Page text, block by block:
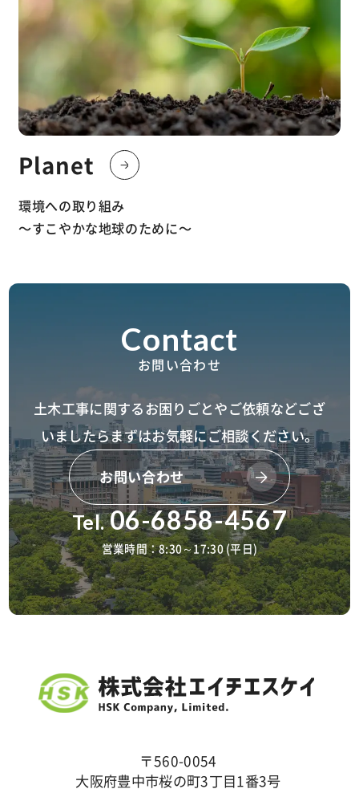
Planet
環境への取り組み
〜すこやかな地球のために〜
お問い合わせ
土木工事に関するお困りごとやご依頼などござ
いましたらまずはお気軽にご相談ください。
お問い合わせ
Tel.06-6858-4567
営業時間：8:30～17:30 (平日)
〒560-0054
大阪府豊中市桜の町3丁目1番3号